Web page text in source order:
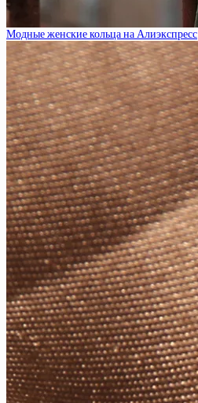
Модные женские кольца на Алиэкспресс